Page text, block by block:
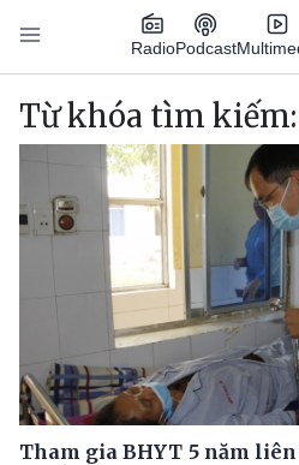
Nhảy đến nội dung
RadioPodcast
Main navigation
Từ khóa tìm kiếm:
Tham gia BHYT 5 năm